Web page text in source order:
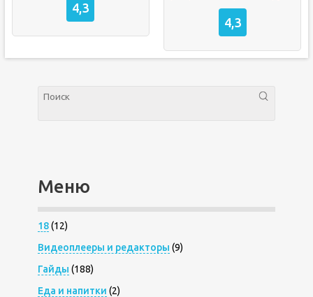
4,3
4,3
Меню
18(12)
Видеоплееры и редакторы (9)
Гайды (188)
Еда и напитки (2)